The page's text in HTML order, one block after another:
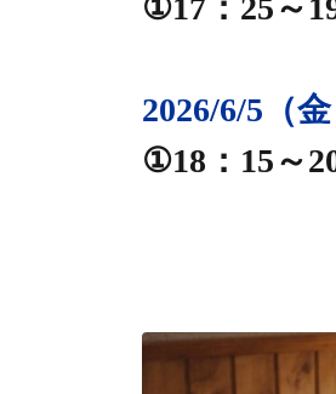
2026/5/29（金）
①17：25～
2026/6/5（
①18：15～